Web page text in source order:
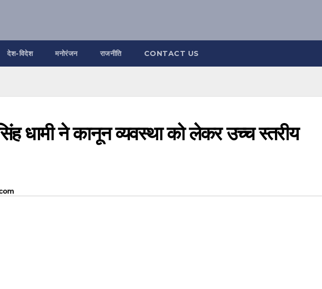
देश-विदेश मनोरंजन राजनीति CONTACT US
धामी ने कानून व्यवस्था को लेकर उच्च स्तरीय